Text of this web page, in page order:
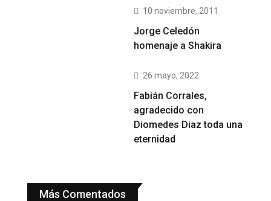
10 noviembre, 2011
Jorge Celedón
homenaje a Shakira
26 mayo, 2022
Fabián Corrales,
agradecido con
Diomedes Diaz toda una
eternidad
Más Comentados